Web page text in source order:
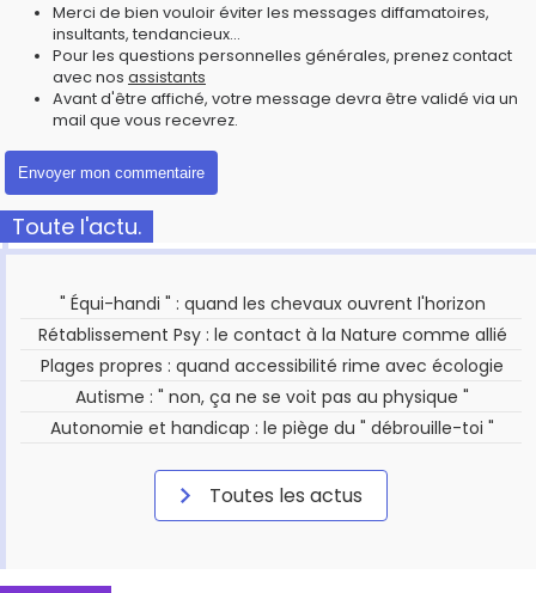
Merci de bien vouloir éviter les messages diffamatoires,
insultants, tendancieux...
Pour les questions personnelles générales, prenez contact
avec nos assistants
Avant d'être affiché, votre message devra être validé via un
mail que vous recevrez.
Toute l'actu.
" Équi-handi " : quand les chevaux ouvrent l'horizon
Rétablissement Psy : le contact à la Nature comme allié
Plages propres : quand accessibilité rime avec écologie
Autisme : " non, ça ne se voit pas au physique "
Autonomie et handicap : le piège du " débrouille-toi "
Toutes les actus